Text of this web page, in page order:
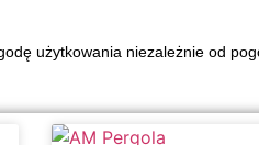
użytkowania niezależnie od